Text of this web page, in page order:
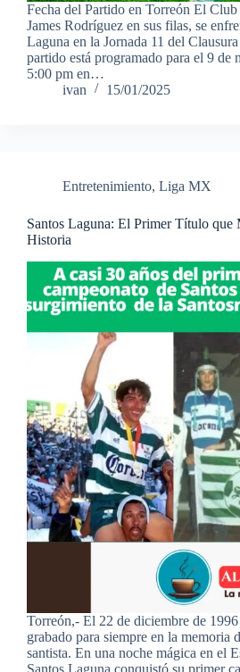
Fecha del Partido en Torreón El
James Rodríguez en sus filas, se
Laguna en la Jornada 11 del
partido está programado para el 9 de
5:00 pm en…
ivan
15/01/2025
Entretenimiento, Liga MX
Santos Laguna: El Primer Título que
Historia
Torreón,- El 22 de diciembre de
grabado para siempre en la memoria
santista. En una noche mágica en el
Santos Laguna conquistó su primer